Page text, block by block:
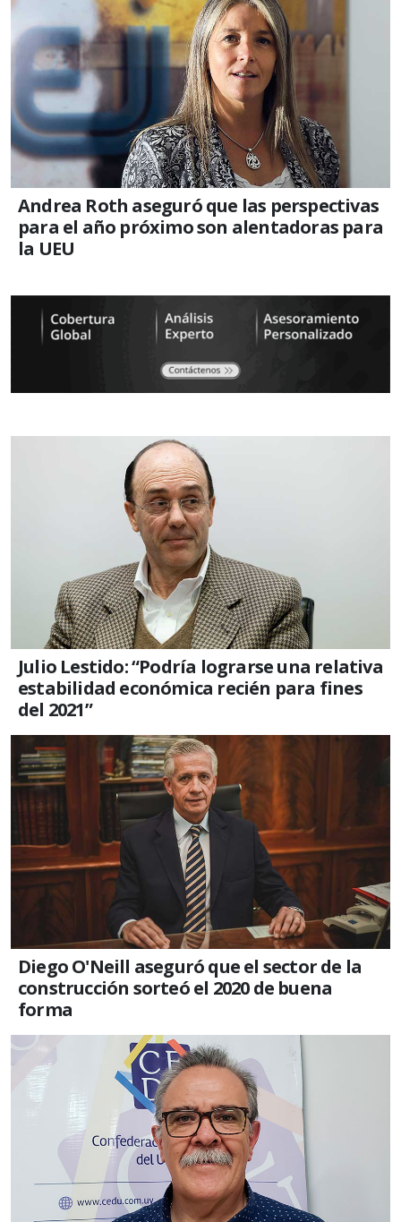
Andrea Roth aseguró que las perspectivas
para el año próximo son alentadoras para
la UEU
Julio Lestido: “Podría lograrse una relativa
estabilidad económica recién para fines
del 2021”
Diego O'Neill aseguró que el sector de la
construcción sorteó el 2020 de buena
forma